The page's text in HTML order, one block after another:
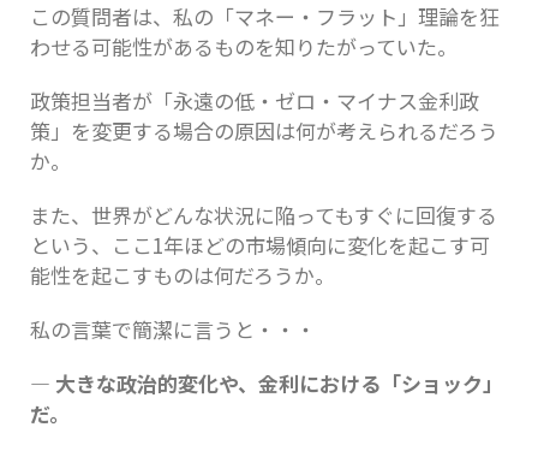
この質問者は、私の「マネー・フラット」理論を狂
わせる可能性があるものを知りたがっていた。
政策担当者が「永遠の低・ゼロ・マイナス金利政
策」を変更する場合の原因は何が考えられるだろう
か。
また、世界がどんな状況に陥ってもすぐに回復する
という、ここ1年ほどの市場傾向に変化を起こす可
能性を起こすものは何だろうか。
私の言葉で簡潔に言うと・・・
― 大きな政治的変化や、金利における「ショック」
だ。